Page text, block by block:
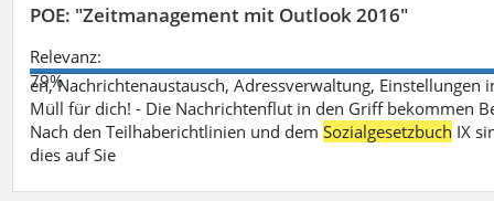
POE: "Zeitmanagement mit Outlook 2016"
Relevanz:
79%
en, Nachrichtenaustausch, Adressverwaltung,
Müll für dich! - Die Nachrichtenflut in den Griff bekommen
Nach den Teilhaberichtlinien und demSozialgesetzbuch IX
dies auf Sie